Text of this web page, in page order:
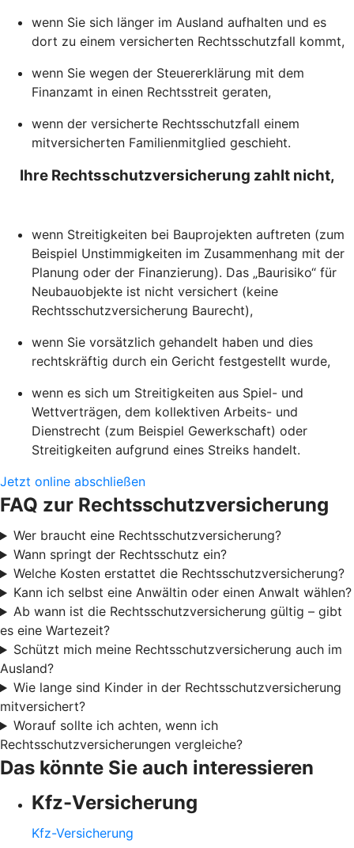
wenn Sie sich länger im Ausland aufhalten und es
dort zu einem versicherten Rechtsschutzfall kommt,
wenn Sie wegen der Steuererklärung mit dem
Finanzamt in einen Rechtsstreit geraten,
wenn der versicherte Rechtsschutzfall einem
mitversicherten Familienmitglied geschieht.
Ihre Rechtsschutzversicherung zahlt nicht,
wenn Streitigkeiten bei Bauprojekten auftreten (zum
Beispiel Unstimmigkeiten im Zusammenhang mit der
Planung oder der Finanzierung). Das „Baurisiko“ für
Neubauobjekte ist nicht versichert (keine
Rechtsschutzversicherung Baurecht),
wenn Sie vorsätzlich gehandelt haben und dies
rechtskräftig durch ein Gericht festgestellt wurde,
wenn es sich um Streitigkeiten aus Spiel- und
Wettverträgen, dem kollektiven Arbeits- und
Dienstrecht (zum Beispiel Gewerkschaft) oder
Streitigkeiten aufgrund eines Streiks handelt.
Jetzt online abschließen
FAQ zur Rechtsschutzversicherung
Wer braucht eine Rechtsschutzversicherung?
Wann springt der Rechtsschutz ein?
Welche Kosten erstattet die Rechtsschutzversicherung?
Kann ich selbst eine Anwältin oder einen Anwalt wählen?
Ab wann ist die Rechtsschutzversicherung gültig – gibt
es eine Wartezeit?
Schützt mich meine Rechtsschutzversicherung auch im
Ausland?
Wie lange sind Kinder in der Rechtsschutzversicherung
mitversichert?
Worauf sollte ich achten, wenn ich
Rechtsschutzversicherungen vergleiche?
Das könnte Sie auch interessieren
Kfz-Versicherung
Kfz-Versicherung